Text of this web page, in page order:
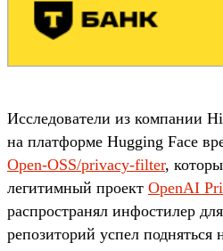
Исследователи из компании
на платформе Hugging Face
Open-OSS/privacy-filter,
легитимный проект OpenAI
распространял инфостилер
репозиторий успел подняться